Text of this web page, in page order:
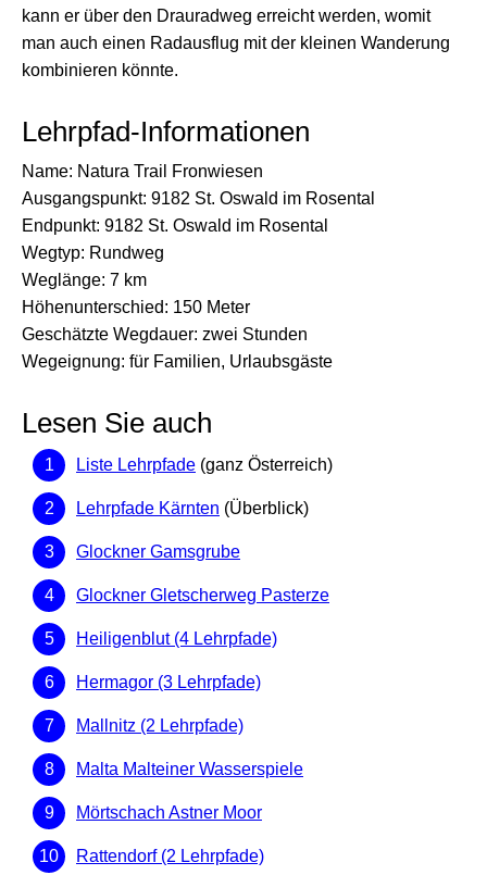
kann er über den Drauradweg erreicht werden, womit
man auch einen Radausflug mit der kleinen Wanderung
kombinieren könnte.
Lehrpfad-Informationen
Name: Natura Trail Fronwiesen
Ausgangspunkt: 9182 St. Oswald im Rosental
Endpunkt: 9182 St. Oswald im Rosental
Wegtyp: Rundweg
Weglänge: 7 km
Höhenunterschied: 150 Meter
Geschätzte Wegdauer: zwei Stunden
Wegeignung: für Familien, Urlaubsgäste
Lesen Sie auch
Liste Lehrpfade (ganz Österreich)
Lehrpfade Kärnten (Überblick)
Glockner Gamsgrube
Glockner Gletscherweg Pasterze
Heiligenblut (4 Lehrpfade)
Hermagor (3 Lehrpfade)
Mallnitz (2 Lehrpfade)
Malta Malteiner Wasserspiele
Mörtschach Astner Moor
Rattendorf (2 Lehrpfade)